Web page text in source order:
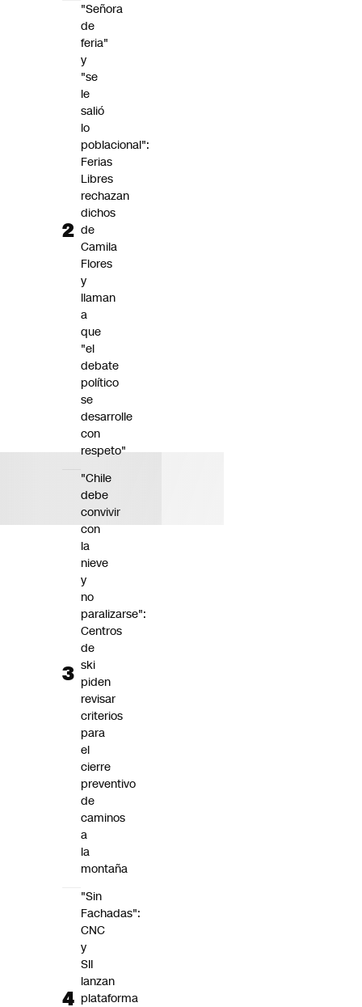
"Señora
de
feria"
y
"se
le
salió
lo
poblacional":
Ferias
Libres
rechazan
dichos
de
Camila
Flores
y
llaman
a
que
"el
debate
político
se
desarrolle
con
respeto"
"Chile
debe
convivir
con
la
nieve
y
no
paralizarse":
Centros
de
ski
piden
revisar
criterios
para
el
cierre
preventivo
de
caminos
a
la
montaña
"Sin
Fachadas":
CNC
y
SII
lanzan
plataforma